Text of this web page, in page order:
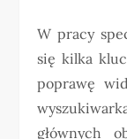
W pracy
się kilka
poprawę
głównych